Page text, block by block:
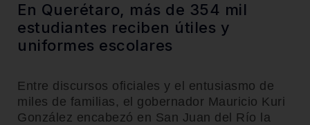
En Querétaro, más de 354 mil
estudiantes reciben útiles y
uniformes escolares
Entre discursos oficiales y el entusiasmo de
miles de familias, el gobernador Mauricio Kuri
González encabezó en San Juan del Río la